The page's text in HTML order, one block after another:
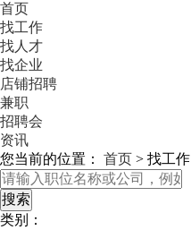
首页
找工作
找人才
找企业
店铺招聘
兼职
招聘会
资讯
您当前的位置： 首页 > 找工作
类别：